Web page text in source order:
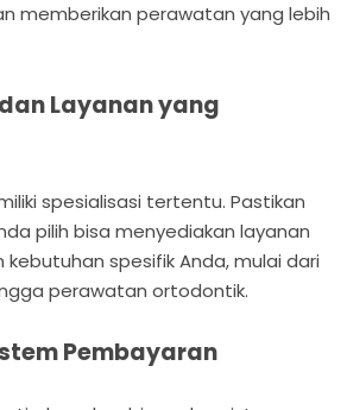
memberikan perawatan yang lebih
Layanan yang
spesialisasi tertentu. Pastikan
pilih bisa menyediakan layanan
spesifik Anda, mulai dari
perawatan ortodontik.
Pembayaran